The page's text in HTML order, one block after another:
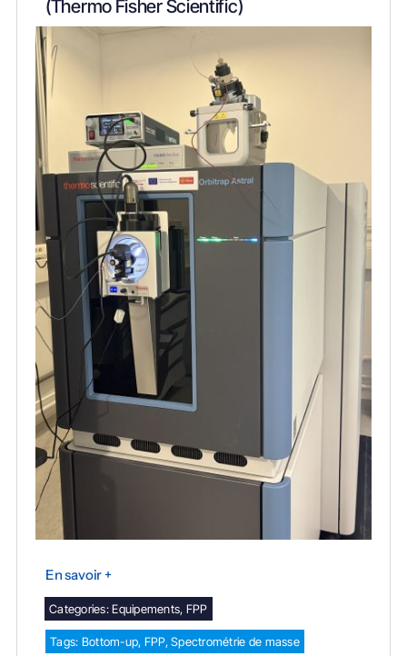
(Thermo Fisher Scientific)
En savoir +
Categories:Equipements, FPP
Tags: Bottom-up, FPP,Spectrométrie de masse